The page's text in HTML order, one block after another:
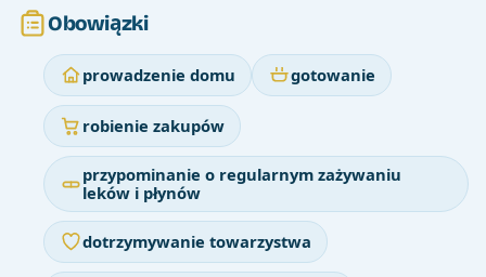
Obowiązki
prowadzenie domu gotowanie
robienie zakupów
przypominanie o regularnym zażywaniu
leków i płynów
dotrzymywanie towarzystwa